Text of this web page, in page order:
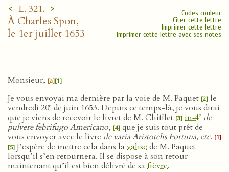
< L. 321. >
À Charles Spon,
le 1er juillet 1653
Codes couleur
Citer cette lettre
Imprimer cette lettre
Imprimer cette lettre avec ses notes
Monsieur, [a][1]
Je vous envoyai ma dernière par la voie de M. Paquet [2] le
vendredi 20e de juin 1653. Depuis ce temps-là, je vous dirai
que je viens de recevoir le livret de M. Chifflet [3] in‑4o de
pulvere febrifugo Americano, [4] que je suis tout prêt de
vous envoyer avec le livre de varia Aristotelis Fortuna, etc. [1]
[5] J’espère de mettre cela dans la valisede M. Paquet
lorsqu’il s’en retournera. Il se dispose à son retour
maintenant qu’il est bien délivré de sa fièvre.